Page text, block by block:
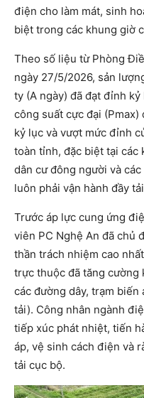
điện cho làm mát, sinh
biệt trong các khung giờ
Theo số liệu từ Phòng
ngày 27/5/2026, sản
ty (A ngày) đã đạt đỉnh
công suất cực đại (Pmax)
kỷ lục và vượt mức đỉnh
toàn tỉnh, đặc biệt tại các
dân cư đông người và
luôn phải vận hành đầy
Trước áp lực cung ứng
viên PC Nghệ An đã chủ
thần trách nhiệm cao
trực thuộc đã tăng cường
các đường dây, trạm biến
tải). Công nhân ngành
tiếp xúc phát nhiệt, tiến
áp, vệ sinh cách điện và
tải cục bộ.